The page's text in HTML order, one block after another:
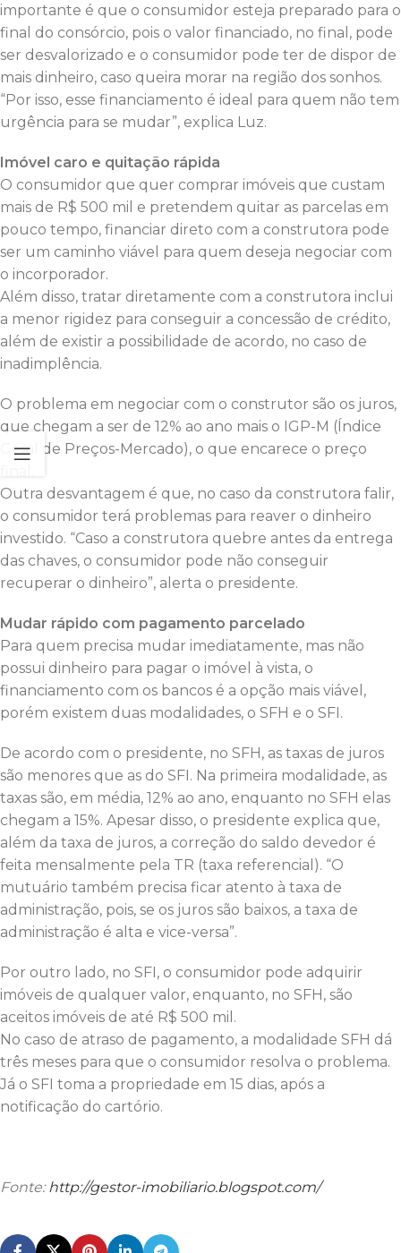
importante é que o consumidor esteja preparado para o
final do consórcio, pois o valor financiado, no final, pode
ser desvalorizado e o consumidor pode ter de dispor de
mais dinheiro, caso queira morar na região dos sonhos.
“Por isso, esse financiamento é ideal para quem não tem
urgência para se mudar”, explica Luz.
Imóvel caro e quitação rápida
O consumidor que quer comprar imóveis que custam
mais de R$ 500 mil e pretendem quitar as parcelas em
pouco tempo, financiar direto com a construtora pode
ser um caminho viável para quem deseja negociar com
o incorporador.
Além disso, tratar diretamente com a construtora inclui
a menor rigidez para conseguir a concessão de crédito,
além de existir a possibilidade de acordo, no caso de
inadimplência.
O problema em negociar com o construtor são os juros,
que chegam a ser de 12% ao ano mais o IGP-M (Índice
Geral de Preços-Mercado), o que encarece o preço
Outra desvantagem é que, no caso da construtora falir,
o consumidor terá problemas para reaver o dinheiro
investido. “Caso a construtora quebre antes da entrega
das chaves, o consumidor pode não conseguir
recuperar o dinheiro”, alerta o presidente.
Mudar rápido com pagamento parcelado
Para quem precisa mudar imediatamente, mas não
possui dinheiro para pagar o imóvel à vista, o
financiamento com os bancos é a opção mais viável,
porém existem duas modalidades, o SFH e o SFI.
De acordo com o presidente, no SFH, as taxas de juros
são menores que as do SFI. Na primeira modalidade, as
taxas são, em média, 12% ao ano, enquanto no SFH elas
chegam a 15%. Apesar disso, o presidente explica que,
além da taxa de juros, a correção do saldo devedor é
feita mensalmente pela TR (taxa referencial). “O
mutuário também precisa ficar atento à taxa de
administração, pois, se os juros são baixos, a taxa de
administração é alta e vice-versa”.
Por outro lado, no SFI, o consumidor pode adquirir
imóveis de qualquer valor, enquanto, no SFH, são
aceitos imóveis de até R$ 500 mil.
No caso de atraso de pagamento, a modalidade SFH dá
três meses para que o consumidor resolva o problema.
Já o SFI toma a propriedade em 15 dias, após a
notificação do cartório.
Fonte:http://gestor-imobiliario.blogspot.com/